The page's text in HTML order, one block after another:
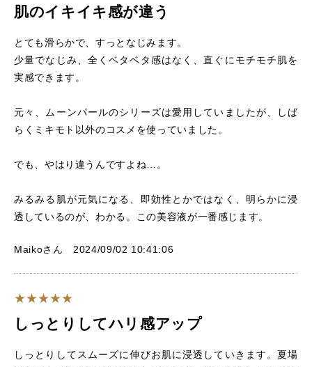
肌のイキイキ感が違う
とても滑らかで、すっとなじみます。
少量でなじみ、全くベタベタ感はなく、直ぐにモチモチ肌を
実感できます。
元々、ムーンパールのシリーズは愛用していましたが、しば
らくミキモト以外のコスメを使っていました。
でも、やはり違うんですよね…。
みるみる肌が元気になる、即効性とかではなく、明らかに浸
透しているのが、わかる。この美容液が一番感じます。
Maikoさん 2024/09/02 10:41:06
しっとりしてハリ感アップ
しっとりしてスムーズに伸びお肌に浸透していきます。夏場